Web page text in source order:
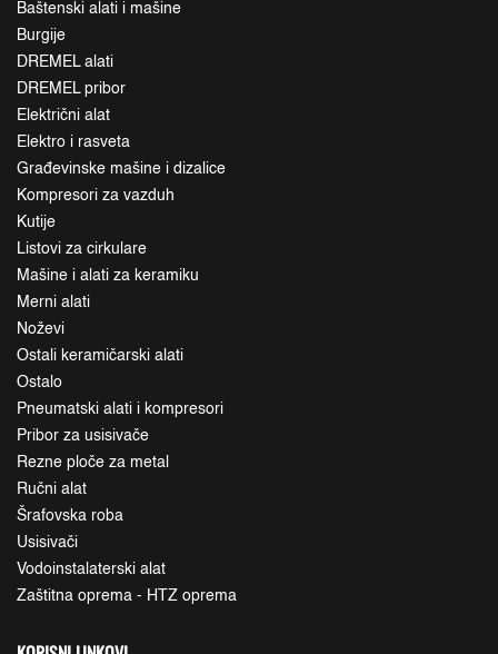
Baštenski alati i mašine
Burgije
DREMEL alati
DREMEL pribor
Električni alat
Elektro i rasveta
Građevinske mašine i dizalice
Kompresori za vazduh
Kutije
Listovi za cirkulare
Mašine i alati za keramiku
Merni alati
Noževi
Ostali keramičarski alati
Ostalo
Pneumatski alati i kompresori
Pribor za usisivače
Rezne ploče za metal
Ručni alat
Šrafovska roba
Usisivači
Vodoinstalaterski alat
Zaštitna oprema - HTZ oprema